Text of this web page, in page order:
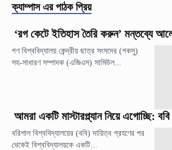
ক্যাম্পাস এর পাঠক প্রিয়
‘রগ কেটে ইতিহাস তৈরি করুন’ মন্তব্যে
গণ বিশ্ববিদ্যালয় কেন্দ্রীয় ছাত্র সংসদের (গকসু)
সহ-সাধারণ সম্পাদক (এজিএস) সামিউল...
আমরা একটি মাস্টারপ্ল্যান নিয়ে এগোচ্ছি: ববি
বরিশাল বিশ্ববিদ্যালয়ের (ববি) দায়িত্ব গ্রহণের পর
থেকেই বিশ্ববিদ্যালয়কে একটি...